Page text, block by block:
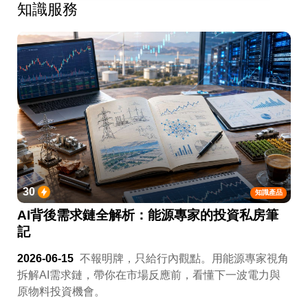
知識服務
知識產品
30
AI背後需求鏈全解析：能源專家的投資私房筆
記
2026-06-15 不報明牌，只給行內觀點。用能源專家視角
拆解AI需求鏈，帶你在市場反應前，看懂下一波電力與
原物料投資機會。